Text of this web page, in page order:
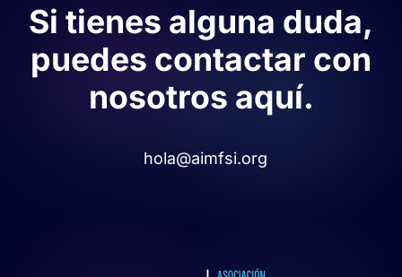
Si tienes alguna duda,
puedes contactar con
nosotros aquí.
hola@aimfsi.org